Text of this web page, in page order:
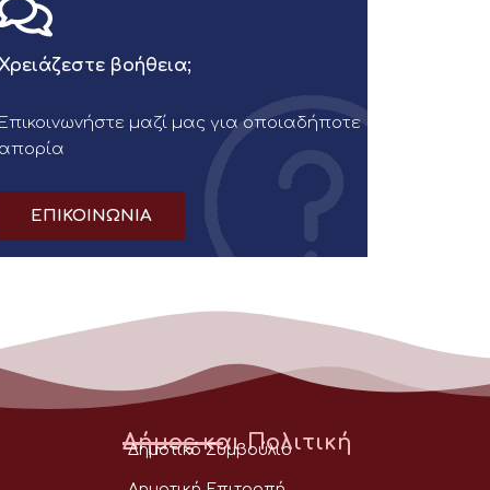
Χρειάζεστε βοήθεια;
Επικοινωνήστε μαζί μας για οποιαδήποτε
απορία
ΕΠΙΚΟΙΝΩΝΙΑ
Δήμος και Πολιτική
Δημοτικό Συμβούλιο